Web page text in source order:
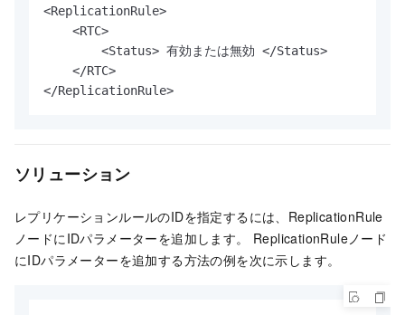
<ReplicationRule>
    <RTC>
        <Status> 有効または無効 </Status>
    </RTC>
</ReplicationRule>
ソリューション
レプリケーションルールのIDを指定するには、ReplicationRule
ノードにIDパラメーターを追加します。 ReplicationRuleノード
にIDパラメーターを追加する方法の例を次に示します。